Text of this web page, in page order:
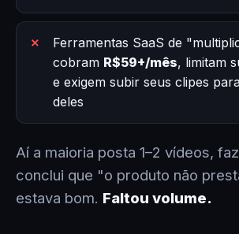
Ferramentas SaaS de
cobram R$59+/mês, limitam
e exigem subir seus clipes
deles
Aí a maioria posta 1–2 vídeos,
conclui que "o produto não
estava bom. Faltou volume.